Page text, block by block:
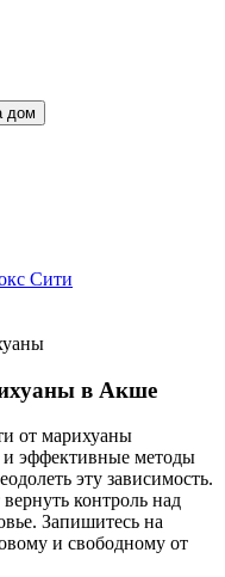
дом
Сити
в Акше
от марихуаны
и эффективные методы
эту зависимость.
контроль над
Запишитесь на
и свободному от